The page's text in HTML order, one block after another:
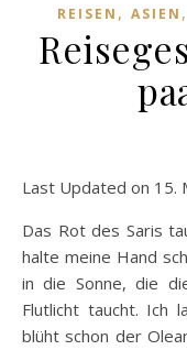
REISEN , ASIEN ,
Last Updated on
Das Rot des Saris
halte meine Hand
in die Sonne, die
Flutlicht taucht. Ich
blüht schon der